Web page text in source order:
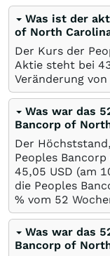
Was ist der
of North
Der Kurs der
Aktie steht bei
Veränderung von
Was war das
Bancorp of
Der
Peoples
45,05 USD (am
die Peoples
% vom 52
Was war das
Bancorp of